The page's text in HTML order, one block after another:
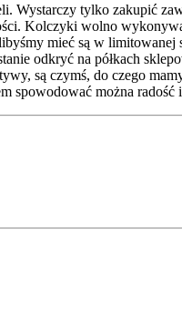
Wystarczy tylko zakupić
Kolczyki wolno
mieć są w
odkryć na półkach
są czymś, do czego
spowodować można radość